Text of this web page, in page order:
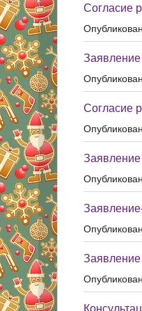
Согласие
Заявление
Согласие
Заявление